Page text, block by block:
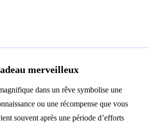
merveilleux
dans un rêve symbolise une
ou une récompense que vous
souvent après une période d’efforts